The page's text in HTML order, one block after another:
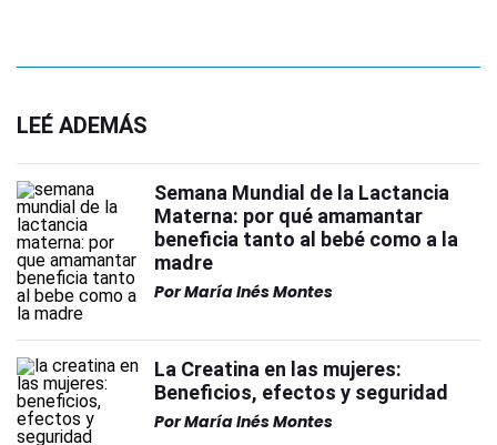
LEÉ ADEMÁS
Semana Mundial de la Lactancia
Materna: por qué amamantar
beneficia tanto al bebé como a la
madre
PorMaría Inés Montes
La Creatina en las mujeres:
Beneficios, efectos y seguridad
PorMaría Inés Montes